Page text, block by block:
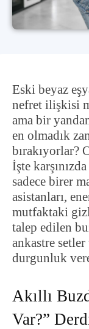
Eski beyaz
nefret ilişkisi
ama bir
en olmadık
bırakıyorlar?
İşte karşınızda
sadece birer
asistanları,
mutfaktaki
talep edilen
ankastre
durgunluk
Akıllı
Var?”